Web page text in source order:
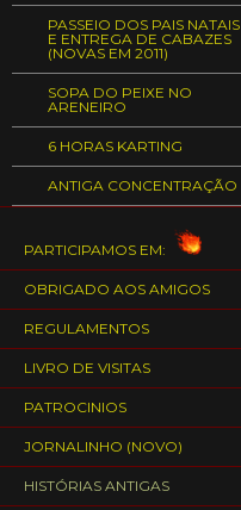
PASSEIO DOS PAIS NATAIS
E ENTREGA DE CABAZES
(NOVAS EM 2011)
SOPA DO PEIXE NO
ARENEIRO
6 HORAS KARTING
ANTIGA CONCENTRAÇÃO
PARTICIPAMOS EM:
OBRIGADO AOS AMIGOS
REGULAMENTOS
LIVRO DE VISITAS
PATROCINIOS
JORNALINHO (NOVO)
HISTÓRIAS ANTIGAS